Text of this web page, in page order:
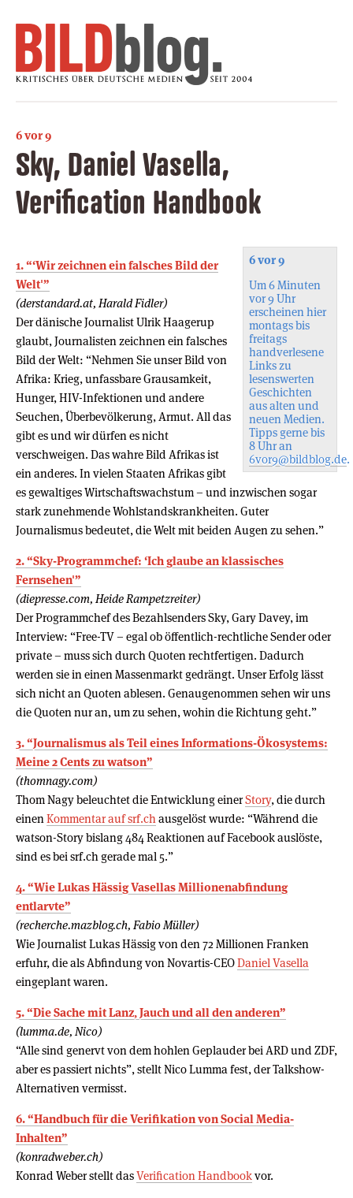
6 vor 9
Sky, Daniel Vasella,
Verification Handbook
6 vor 9
Um 6 Minuten
vor 9 Uhr
erscheinen hier
montags bis
freitags
handverlesene
Links zu
lesenswerten
Geschichten
aus alten und
neuen Medien.
Tipps gerne bis
8 Uhr an
6vor9@bildblog.de.
1. “‘Wir zeichnen ein falsches Bild der
Welt'”
(derstandard.at, Harald Fidler)
Der dänische Journalist Ulrik Haagerup
glaubt, Journalisten zeichnen ein falsches
Bild der Welt: “Nehmen Sie unser Bild von
Afrika: Krieg, unfassbare Grausamkeit,
Hunger, HIV-Infektionen und andere
Seuchen, Überbevölkerung, Armut. All das
gibt es und wir dürfen es nicht
verschweigen. Das wahre Bild Afrikas ist
ein anderes. In vielen Staaten Afrikas gibt
es gewaltiges Wirtschaftswachstum – und inzwischen sogar
stark zunehmende Wohlstandskrankheiten. Guter
Journalismus bedeutet, die Welt mit beiden Augen zu sehen.”
2. “Sky-Programmchef: ‘Ich glaube an klassisches
Fernsehen'”
(diepresse.com, Heide Rampetzreiter)
Der Programmchef des Bezahlsenders Sky, Gary Davey, im
Interview: “Free-TV – egal ob öffentlich-rechtliche Sender oder
private – muss sich durch Quoten rechtfertigen. Dadurch
werden sie in einen Massenmarkt gedrängt. Unser Erfolg lässt
sich nicht an Quoten ablesen. Genaugenommen sehen wir uns
die Quoten nur an, um zu sehen, wohin die Richtung geht.”
3. “Journalismus als Teil eines Informations-Ökosystems:
Meine 2 Cents zu watson”
(thomnagy.com)
Thom Nagy beleuchtet die Entwicklung einerStory, die durch
einen Kommentar auf srf.ch ausgelöst wurde: “Während die
watson-Story bislang 484 Reaktionen auf Facebook auslöste,
sind es bei srf.ch gerade mal 5.”
4. “Wie Lukas Hässig Vasellas Millionenabfindung
entlarvte”
(recherche.mazblog.ch, Fabio Müller)
Wie Journalist Lukas Hässig von den 72 Millionen Franken
erfuhr, die als Abfindung von Novartis-CEODaniel Vasella
eingeplant waren.
5. “Die Sache mit Lanz, Jauch und all den anderen”
(lumma.de, Nico)
“Alle sind genervt von dem hohlen Geplauder bei ARD und ZDF,
aber es passiert nichts”, stellt Nico Lumma fest, der Talkshow-
Alternativen vermisst.
6. “Handbuch für die Verifikation von Social Media-
Inhalten”
(konradweber.ch)
Konrad Weber stellt dasVerification Handbookvor.